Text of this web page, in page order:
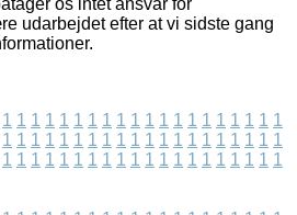
udarbejdet efter at vi sidste gang
1 1 1 1 1 1 1 1 1 1 1 1 1 1 1 1 1 1 1 1
1 1 1 1 1 1 1 1 1 1 1 1 1 1 1 1 1 1 1 1
1 1 1 1 1 1 1 1 1 1 1 1 1 1 1 1 1 1 1 1